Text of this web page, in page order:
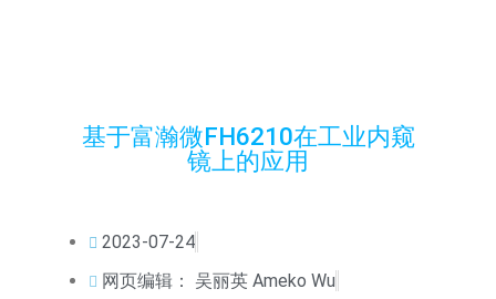
基于富瀚微FH6210在工业内窥
镜上的应用
2023-07-24
网页编辑： 吴丽英 Ameko Wu